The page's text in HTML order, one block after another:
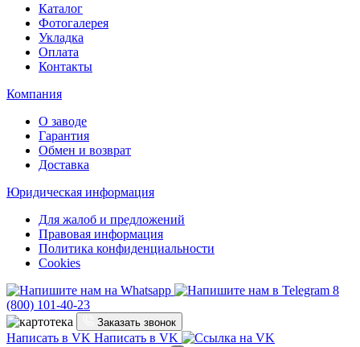
Каталог
Фотогалерея
Укладка
Оплата
Контакты
Компания
О заводе
Гарантия
Обмен и возврат
Доставка
Юридическая информация
Для жалоб и предложений
Правовая информация
Политика конфиденциальности
Cookies
8
(800) 101-40-23
Заказать звонок
Написать в VK Написать в VK